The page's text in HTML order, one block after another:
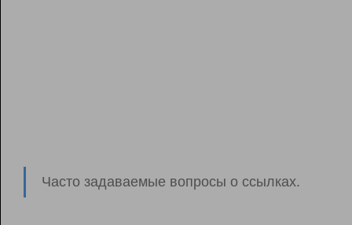
Часто задаваемые вопросы о ссылках.